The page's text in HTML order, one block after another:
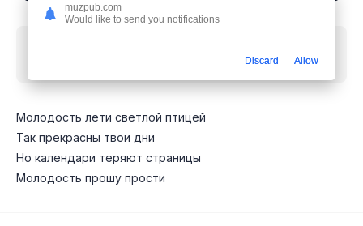
Молодость лети светлой птицей
Так прекрасны твои дни
Но календари теряют страницы
Молодость прошу прости
muzpub.com
Would like to send you notifications
Discard Allow